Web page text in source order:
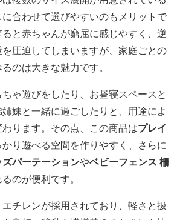
合わせて選びやすいのもメリットで
と赤ちゃんが窮屈に感じやすく、逆
圧迫してしまいますが、家庭ごとの
のは大きな魅力です。
ゃ遊びをしたり、お昼寝スペースと
妹と一緒に過ごしたりと、用途によ
ります。その点、この商品はプレイ
り遊べる空間を作りやすく、さらに
ズパーテーションやベビーフェンス 柵
のが便利です。
チレンが採用されており、軽さと扱